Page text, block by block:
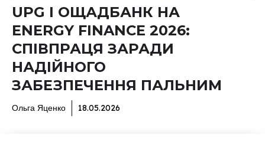
UPG І ОЩАДБАНК НА
ENERGY FINANCE 2026:
СПІВПРАЦЯ ЗАРАДИ
НАДІЙНОГО
ЗАБЕЗПЕЧЕННЯ ПАЛЬНИМ
Ольга Яценко 18.05.2026